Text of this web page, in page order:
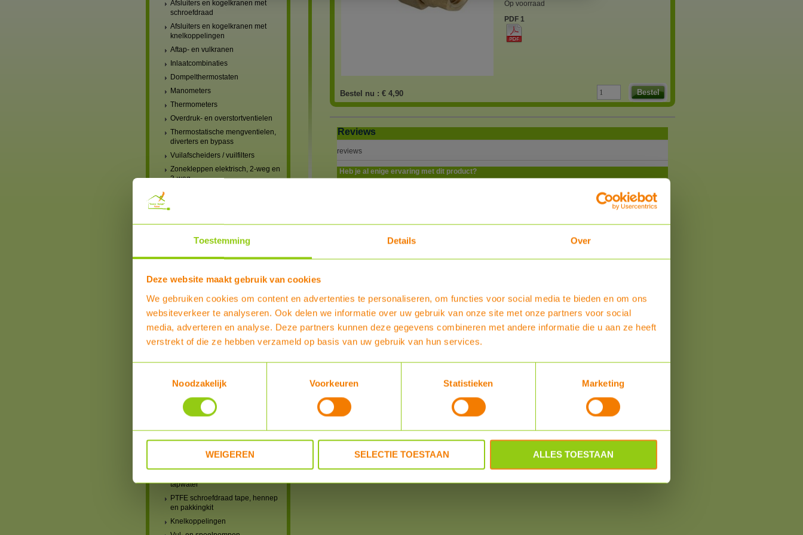
Toestemming Details Over
Deze website maakt gebruik van cookies
We gebruiken cookies om content en advertenties te personaliseren, om functies voor social media te bieden en om ons
websiteverkeer te analyseren. Ook delen we informatie over uw gebruik van onze site met onze partners voor social
media, adverteren en analyse. Deze partners kunnen deze gegevens combineren met andere informatie die u aan ze heeft
verstrekt of die ze hebben verzameld op basis van uw gebruik van hun services.
Noodzakelijk
Voorkeuren Statistieken Marketing
WEIGEREN SELECTIE TOESTAAN ALLES TOESTAAN
Afsluiters en kogelkranen met
schroefdraad
Afsluiters en kogelkranen met
knelkoppelingen
Aftap- en vulkranen
Inlaatcombinaties
Dompelthermostaten
Manometers
Thermometers
Overdruk- en overstortventielen
Thermostatische mengventielen,
diverters en bypass
Vuilafscheiders / vuilfilters
Zonekleppen elektrisch, 2-weg en
3-weg
elektrisch
Verwarmingscircuit-set,
Blindstoppen en blindkappen met
Schroefkoppelingen 1/2"
Schroefkoppelingen 3/4"
Schroefkoppelingen 1"
Schroefkoppelingen 1 1/4"
Schroefkoppelingen 1 1/2"
Verloopadapters Uitwendige -
Inwendige Schroefdraad (US-IS)
Verloopsokken Inwendige -
Verloopnippels Uitwendige -
tapwater
PTFE schroefdraad tape, hennep
en pakkingkit
Knelkoppelingen
Op voorraad
PDF 1
Bestel nu : € 4,90 Bestel
Reviews
reviews
Heb je al enige ervaring met dit product?
POSTED